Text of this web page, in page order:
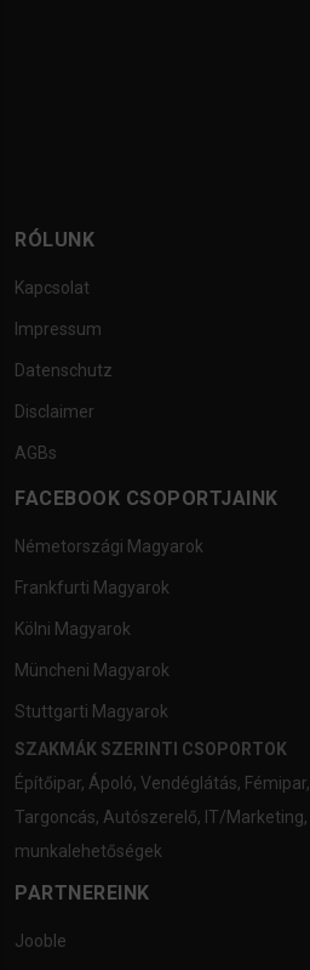
RÓLUNK
Kapcsolat
Impressum
Datenschutz
Disclaimer
AGBs
FACEBOOK CSOPORTJAINK
Németországi Magyarok
Frankfurti Magyarok
Kölni Magyarok
Müncheni Magyarok
Stuttgarti Magyarok
SZAKMÁK SZERINTI CSOPORTOK
Építőipar, Ápoló, Vendéglátás, Fémipar,
Targoncás, Autószerelő, IT/Marketing,
munkalehetőségek
PARTNEREINK
Jooble